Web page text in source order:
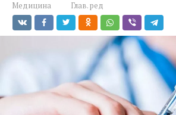
Медицина
Глав. ред